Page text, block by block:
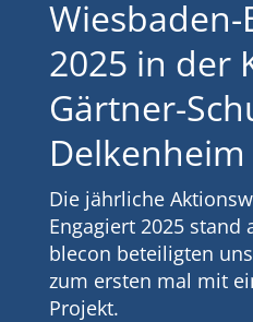
Wiesbaden-
2025 in der
Gärtner-
Delkenheim
Die jährliche
Engagiert 2025 stand
blecon beteiligten
zum ersten mal mit
Projekt.